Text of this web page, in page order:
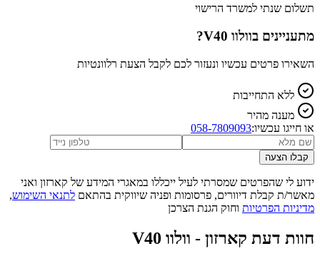
תשלום שנתי למשרד הרישוי
מתעניינים בוולוו V40 ?
השאירו פרטים עכשיו ונעזור לכם לקבל הצעת רלוונטיות
ללא התחייבות
מענה מהיר
או חייגו עכשיו:058-7809093
קבלו הצעה
ידוע לי שהפרטים שמסרתי לעיל ייכללו במאגרי המידע של קארזון ואני
מאשר/ת קבלת דיוורים, פרסומות ופניה שיווקית בהתאם לתנאי השימוש,
מדיניות הפרטיות וחוק הגנת הצרכן
חוות דעת קארזון - וולוו V40